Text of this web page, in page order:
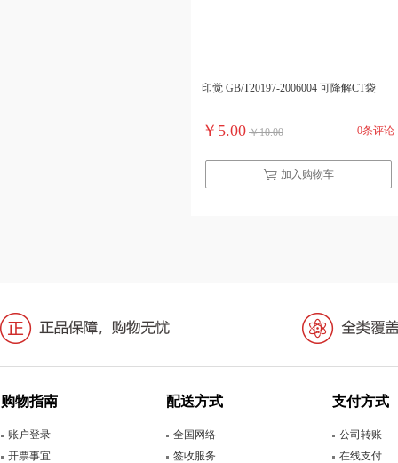
印觉 GB/T20197-2006004 可降解CT袋
￥5.00 ￥10.00 0条评论
加入购物车
购物指南
账户登录
开票事宜
配送方式
全国网络
签收服务
支付方式
公司转账
在线支付